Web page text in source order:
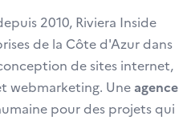
2010, Riviera Inside
de la Côte d'Azur dans
de sites internet,
webmarketing. Une agence
pour des projets qui